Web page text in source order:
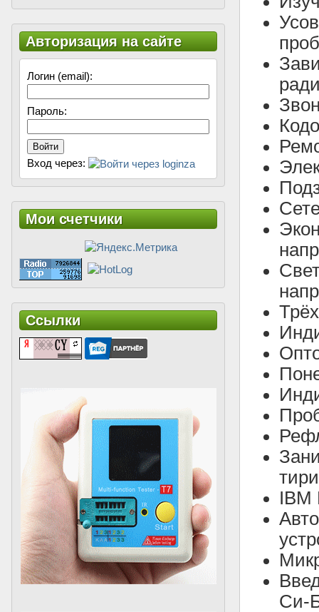
IBM
Си-
Авторизация на сайте
Логин (email):
Пароль:
Войти
Вход через:
Мои счетчики
Ссылки